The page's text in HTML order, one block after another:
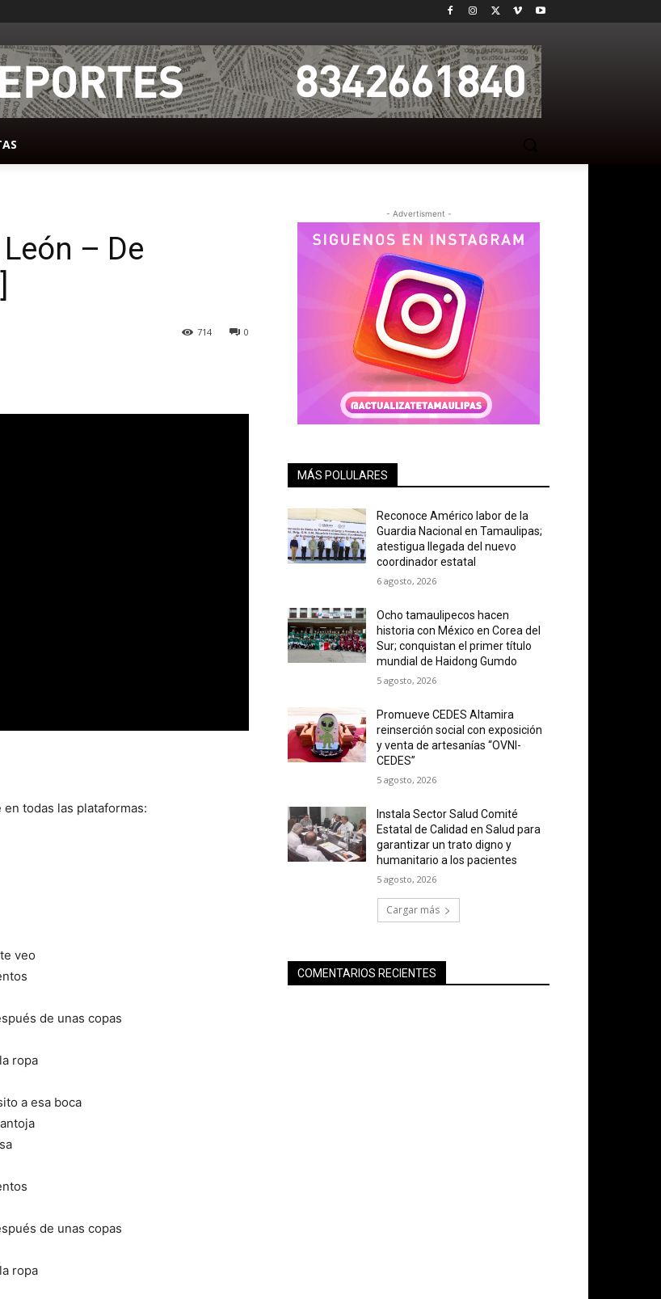
– De
0
714
en todas las plataformas:
veo
de unas copas
ropa
a esa boca
de unas copas
ropa
- Advertisment -
MÁS POLULARES
Reconoce Américo labor de la
Guardia Nacional en Tamaulipas;
atestigua llegada del nuevo
coordinador estatal
6 agosto, 2026
Ocho tamaulipecos hacen
historia con México en Corea del
Sur; conquistan el primer título
mundial de Haidong Gumdo
5 agosto, 2026
Promueve CEDES Altamira
reinserción social con exposición
y venta de artesanías “OVNI-
CEDES”
5 agosto, 2026
Instala Sector Salud Comité
Estatal de Calidad en Salud para
garantizar un trato digno y
humanitario a los pacientes
5 agosto, 2026
Cargar más
COMENTARIOS RECIENTES